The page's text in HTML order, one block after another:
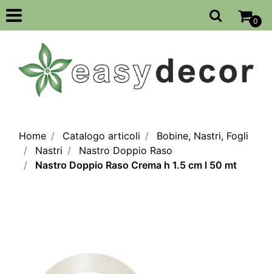
Open
0
Home Catalogo articoli
Bobine, Nastri, Fogli
Nastri
Nastro Doppio Raso
Nastro Doppio Raso Crema h 1.5 cm l 50 mt